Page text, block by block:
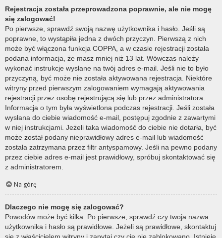
Rejestracja została przeprowadzona poprawnie, ale nie mogę
się zalogować!
Po pierwsze, sprawdź swoją nazwę użytkownika i hasło. Jeśli są
poprawne, to wystąpiła jedna z dwóch przyczyn. Pierwszą z nich
może być włączona funkcja COPPA, a w czasie rejestracji została
podana informacja, że masz mniej niż 13 lat. Wówczas należy
wykonać instrukcje wysłane na twój adres e-mail. Jeśli nie to było
przyczyną, być może nie została aktywowana rejestracja. Niektóre
witryny przed pierwszym zalogowaniem wymagają aktywowania
rejestracji przez osobę rejestrującą się lub przez administratora.
Informacja o tym była wyświetlona podczas rejestracji. Jeśli została
wysłana do ciebie wiadomość e-mail, postępuj zgodnie z zawartymi
w niej instrukcjami. Jeżeli taka wiadomość do ciebie nie dotarła, być
może został podany nieprawidłowy adres e-mail lub wiadomość
została zatrzymana przez filtr antyspamowy. Jeśli na pewno podany
przez ciebie adres e-mail jest prawidłowy, spróbuj skontaktować się
z administratorem.
Na górę
Dlaczego nie mogę się zalogować?
Powodów może być kilka. Po pierwsze, sprawdź czy twoja nazwa
użytkownika i hasło są prawidłowe. Jeżeli są prawidłowe, skontaktuj